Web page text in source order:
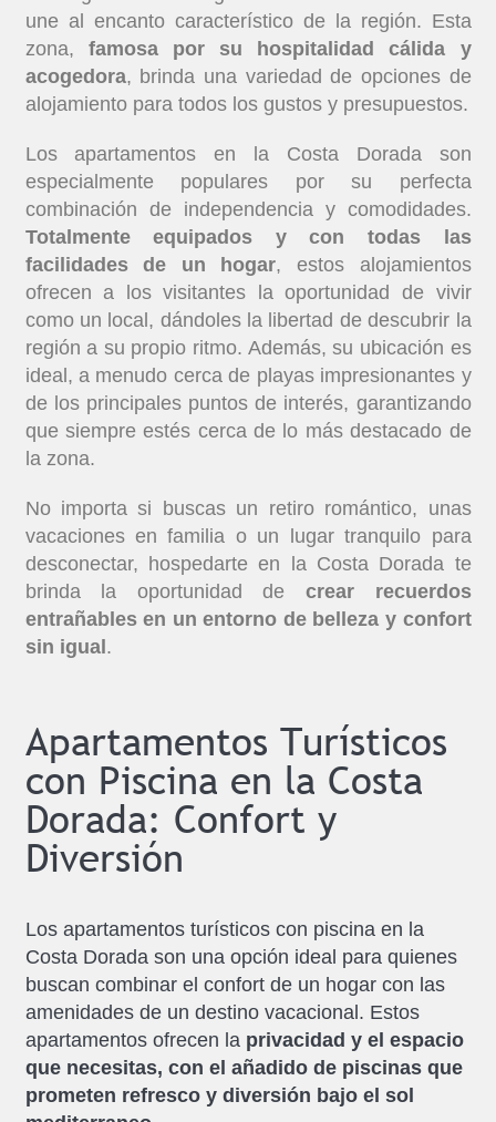
une al encanto característico de la región. Esta
zona, famosa por su hospitalidad cálida y
acogedora, brinda una variedad de opciones de
alojamiento para todos los gustos y presupuestos.
Los apartamentos en la Costa Dorada son
especialmente populares por su perfecta
combinación de independencia y comodidades.
Totalmente equipados y con todas las
facilidades de un hogar, estos alojamientos
ofrecen a los visitantes la oportunidad de vivir
como un local, dándoles la libertad de descubrir la
región a su propio ritmo. Además, su ubicación es
ideal, a menudo cerca de playas impresionantes y
de los principales puntos de interés, garantizando
que siempre estés cerca de lo más destacado de
la zona.
No importa si buscas un retiro romántico, unas
vacaciones en familia o un lugar tranquilo para
desconectar, hospedarte en la Costa Dorada te
brinda la oportunidad de crear recuerdos
entrañables en un entorno de belleza y confort
sin igual .
Apartamentos Turísticos
con Piscina en la Costa
Dorada: Confort y
Diversión
Los apartamentos turísticos con piscina en la
Costa Dorada son una opción ideal para quienes
buscan combinar el confort de un hogar con las
amenidades de un destino vacacional. Estos
apartamentos ofrecen la privacidad y el espacio
que necesitas, con el añadido de piscinas que
prometen refresco y diversión bajo el sol